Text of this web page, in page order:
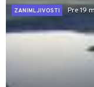
ZANIMLJIVOSTI
Pre 19